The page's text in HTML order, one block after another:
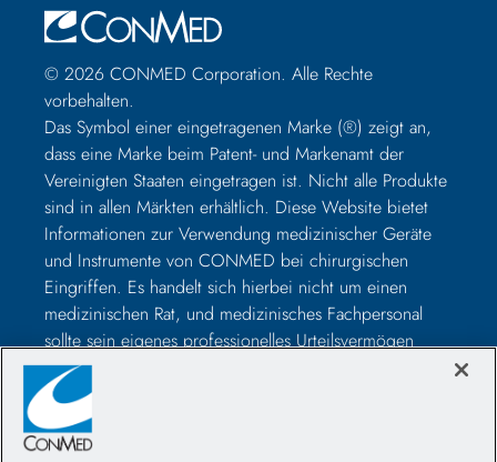
© 2026 CONMED Corporation. Alle Rechte
vorbehalten.
Das Symbol einer eingetragenen Marke (®) zeigt an,
dass eine Marke beim Patent- und Markenamt der
Vereinigten Staaten eingetragen ist. Nicht alle Produkte
sind in allen Märkten erhältlich. Diese Website bietet
Informationen zur Verwendung medizinischer Geräte
und Instrumente von CONMED bei chirurgischen
Eingriffen. Es handelt sich hierbei nicht um einen
medizinischen Rat, und medizinisches Fachpersonal
sollte sein eigenes professionelles Urteilsvermögen
nutzen, bevor es zur Behandlung eines bestimmten
Patienten verwendet wird. Medizinisches Fachpersonal
sollte vor der Operation in der Verwendung solcher
Geräte geschult werden und vor der Verwendung eines